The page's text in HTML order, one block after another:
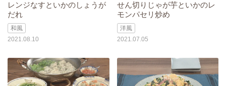
レンジなすといかのしょうが
だれ
和風
2021.08.10
せん切りじゃが芋といかのレ
モンパセリ炒め
洋風
2021.07.05